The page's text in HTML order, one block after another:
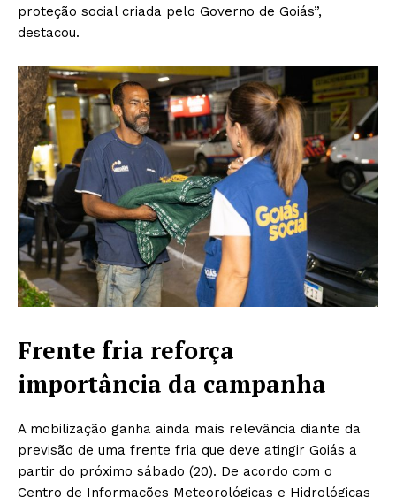
proteção social criada pelo Governo de Goiás”,
destacou.
Frente fria reforça
importância da campanha
A mobilização ganha ainda mais relevância diante da
previsão de uma frente fria que deve atingir Goiás a
partir do próximo sábado (20). De acordo com o
Centro de Informações Meteorológicas e Hidrológicas